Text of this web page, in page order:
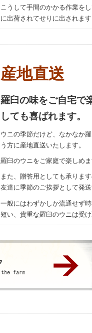
こうして手間のかかる作業を
に出荷されてせりに出されます
産地直送
羅臼の味をご自宅で
しても喜ばれます。
ウニの季節だけど、なかなか
う方に産地直送いたします。
羅臼のウニをご家庭で楽しめま
また、贈答用としても承りま
友達に季節のご挨拶として発
一般にはわずかしか流通せず
短い、貴重な羅臼のウニは受